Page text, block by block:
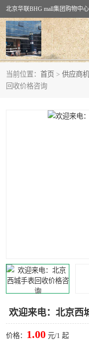
当前位置： 首页 > 供应商机
回收价格咨询
欢迎来电：北京西
价格： 1.00 元/1 起
回收黄金